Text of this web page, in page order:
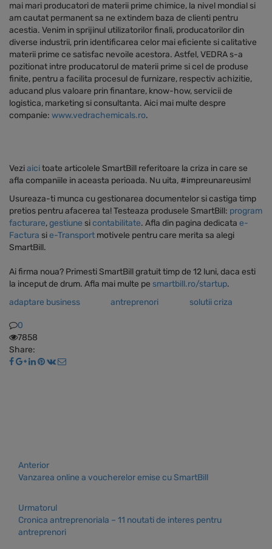
mai mari producatori de materii prime chimice, la nivel mondial si
am cautat permanent sa ne extindem baza de clienti pentru
acestia. Venim in sprijinul utilizatorilor finali, producatorilor din
diverse industrii, prin identificarea celor mai eficiente si calitative
materii prime ce satisfac nevoile acestora. Astfel, VEDRA s-a
pozitionat intre producatorul de materii prime si cel de produse
finite, pentru a facilita procesul de furnizare, respectiv achizitie,
aducand plus valoare prin finantare, know-how, servicii de
logistica, marketing si consultanta. Aici mai multe despre
companie: www.vedrachemicals.ro.
Veziaicitoate articolele SmartBill referitoare la criza in care se
afla companiile in aceasta perioada. Nu uita, #impreunareusim!
Usureaza-ti munca cu gestionarea documentelor si castiga timp
pretios pentru afacerea ta! Testeaza produsele SmartBill: program
facturare,gestiune sicontabilitate. Afla din pagina dedicata e-
Factura sie-Transport motivele pentru care merita sa alegi
SmartBill.
Ai firma noua? Primesti SmartBill gratuit timp de 12 luni, daca esti
la inceput de drum. Afla mai multe pe smartbill.ro/startup.
adaptare business
antreprenori solutii criza
0
7858
Share:
Anterior
Vanzarea online a voucherelor emise cu SmartBill
Urmatorul
Cronica antreprenoriala – 11 noutati de interes pentru
antreprenori